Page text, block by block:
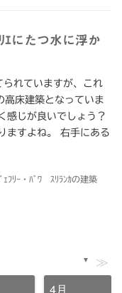
ｴにたつ水に浮か
られていますが、これ
床建築となっていま
感じが良いでしょう？
ますよね。 右手にある
ｪﾌﾘｰ・ﾊﾞﾜ ｽﾘﾗﾝｶの建築
▼ ≫
4月